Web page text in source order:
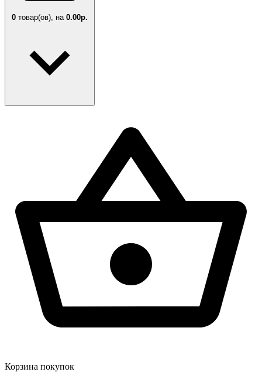
0 товар(ов), на 0.00р.
Корзина покупок